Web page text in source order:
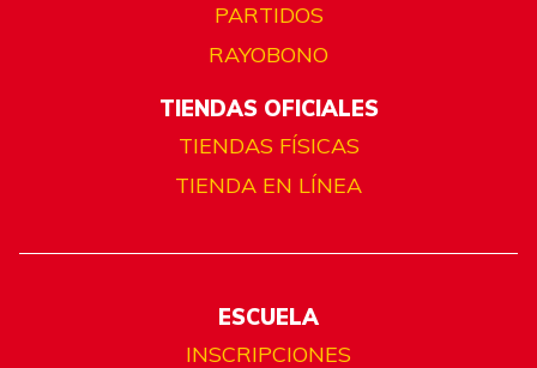
PARTIDOS
RAYOBONO
TIENDAS OFICIALES
TIENDAS FÍSICAS
TIENDA EN LÍNEA
ESCUELA
INSCRIPCIONES